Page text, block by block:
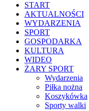
START
AKTUALNOŚCI
WYDARZENIA
SPORT
GOSPODARKA
KULTURA
WIDEO
ŻARY SPORT
Wydarzenia
Piłka nożna
Koszykówka
Sporty walki